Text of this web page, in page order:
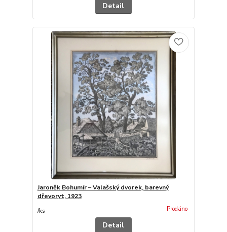
Detail
Jaroněk Bohumír – Valašský dvorek, barevný
dřevoryt, 1923
/ks Prodáno
Detail